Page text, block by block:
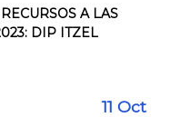
A LAS
DIP ITZEL
11 Oct